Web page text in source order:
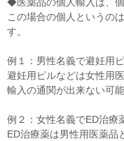
この場合の個人というの
す。
例１：男性名義で避妊用
避妊用ピルなどは女性用
輸入の通関が出来ない可
例２：女性名義でED治療
ED治療薬は男性用医薬品